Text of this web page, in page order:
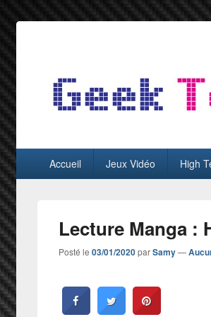
GeekTest
principalAccueil Jeux Vidéo High
Lecture Manga :
Posté le 03/01/2020parSamy—